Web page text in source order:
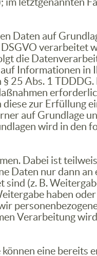
Daten auf
verarbeitet
die
Informationen in
25 Abs. 1
zur Erfüllung
auf Grundlage
wird in den
Dabei ist
Daten nur dann
(z. B.
haben
Verarbeitung
eine bereits